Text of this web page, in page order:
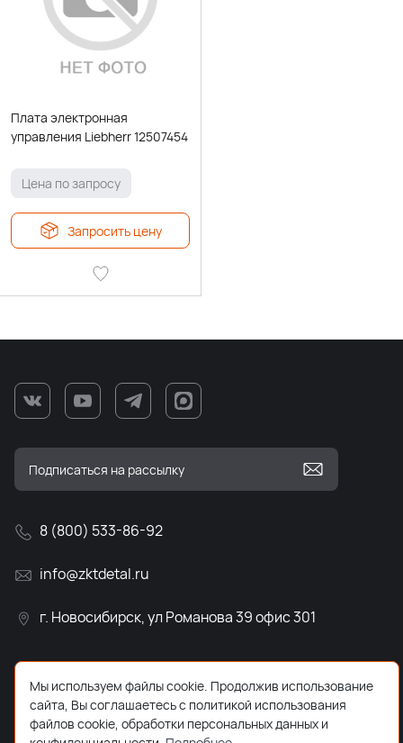
Плата электронная
управления Liebherr 12507454
Цена по запросу
Запросить цену
8 (800) 533-86-92
info@zktdetal.ru
г. Новосибирск, ул Романова 39 офис 301
Мы используем файлы cookie. Продолжив использование
сайта, Вы соглашаетесь с политикой использования
файлов cookie, обработки персональных данных и